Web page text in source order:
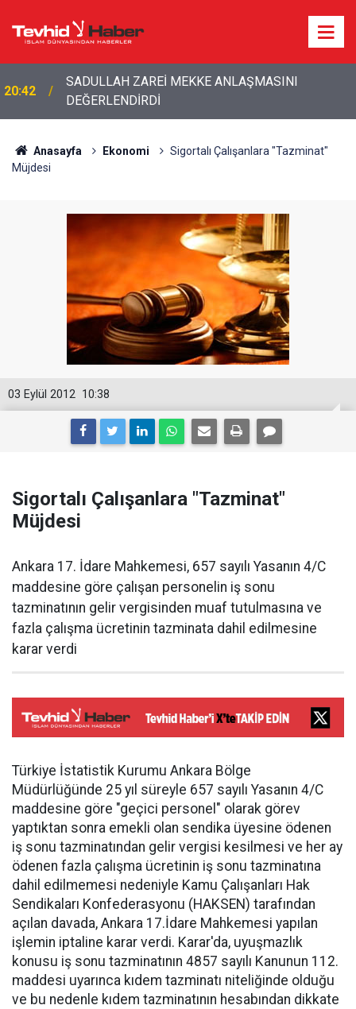
SADULLAH ZAREİ MEKKE ANLAŞMASINI
DEĞERLENDİRDİ
20:20
Bakan Fidan'dan son dakika açıklamalar!
Anasayfa Ekonomi
Sigortalı Çalışanlara "Tazminat"
Müjdesi
10:38
03 Eylül 2012
Sigortalı Çalışanlara "Tazminat"
Müjdesi
Ankara 17. İdare Mahkemesi, 657 sayılı Yasanın 4/C
maddesine göre çalışan personelin iş sonu
tazminatının gelir vergisinden muaf tutulmasına ve
fazla çalışma ücretinin tazminata dahil edilmesine
karar verdi
Türkiye İstatistik Kurumu Ankara Bölge
Müdürlüğünde 25 yıl süreyle 657 sayılı Yasanın 4/C
maddesine göre "geçici personel" olarak görev
yaptıktan sonra emekli olan sendika üyesine ödenen
iş sonu tazminatından gelir vergisi kesilmesi ve her ay
ödenen fazla çalışma ücretinin iş sonu tazminatına
dahil edilmemesi nedeniyle Kamu Çalışanları Hak
Sendikaları Konfederasyonu (HAKSEN) tarafından
açılan davada, Ankara 17.İdare Mahkemesi yapılan
işlemin iptaline karar verdi. Karar'da, uyuşmazlık
konusu iş sonu tazminatının 4857 sayılı Kanunun 112.
maddesi uyarınca kıdem tazminatı niteliğinde olduğu
ve bu nedenle kıdem tazminatının hesabından dikkate